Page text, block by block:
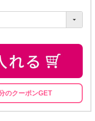
のクーポンGET